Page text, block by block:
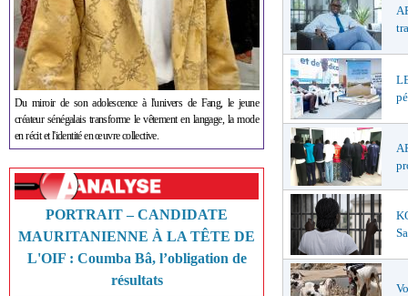
Du miroir de son adolescence à l'univers de Fang, le jeune
créateur sénégalais transforme le vêtement en langage, la mode
en récit et l'identité en œuvre collective.
PORTRAIT – CANDIDATE
MAURITANIENNE À LA TÊTE DE
L'OIF : Coumba Bâ, l’obligation de
résultats